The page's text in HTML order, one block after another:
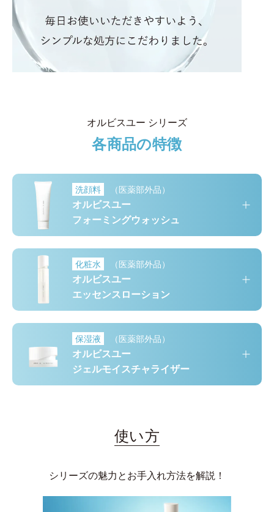
オルビスユー シリーズ
各商品の特徴
洗顔料 （医薬部外品）
オルビスユー
フォーミングウォッシュ
化粧水 （医薬部外品）
オルビスユー
エッセンスローション
保湿液 （医薬部外品）
オルビスユー
ジェルモイスチャライザー
使い方
シリーズの魅力とお手入れ方法を解説！